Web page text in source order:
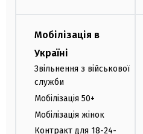
Мобілізація в
Україні
Звільнення з військової
служби
Мобілізація 50+
Мобілізація жінок
Контракт для 18-24-